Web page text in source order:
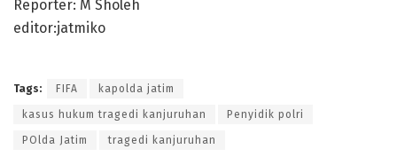
Reporter: M Sholeh
editor:jatmiko
Tags: FIFA kapolda jatim
kasus hukum tragedi kanjuruhan Penyidik polri
POlda Jatim tragedi kanjuruhan